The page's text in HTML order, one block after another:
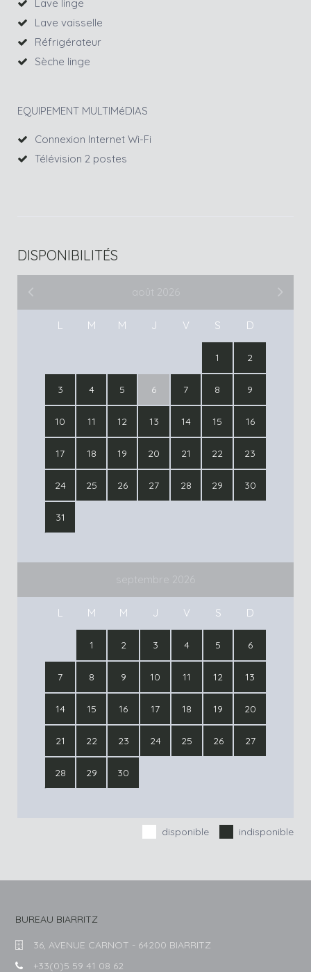
Lave linge
Lave vaisselle
Réfrigérateur
Sèche linge
EQUIPEMENT MULTIMéDIAS
Connexion Internet Wi-Fi
Télévision 2 postes
DISPONIBILITÉS
août 2026
L M M J V S D
1 2
3 4 5 6 7 8 9
10 11 12 13 14 15 16
17 18 19 20 21 22 23
24 25 26 27 28 29 30
31
septembre 2026
L M M J V S D
1 2 3 4 5 6
7 8 9 10 11 12 13
14 15 16 17 18 19 20
21 22 23 24 25 26 27
28 29 30
disponible indisponible
BUREAU BIARRITZ
36, AVENUE CARNOT - 64200 BIARRITZ
+33(0)5 59 41 08 62